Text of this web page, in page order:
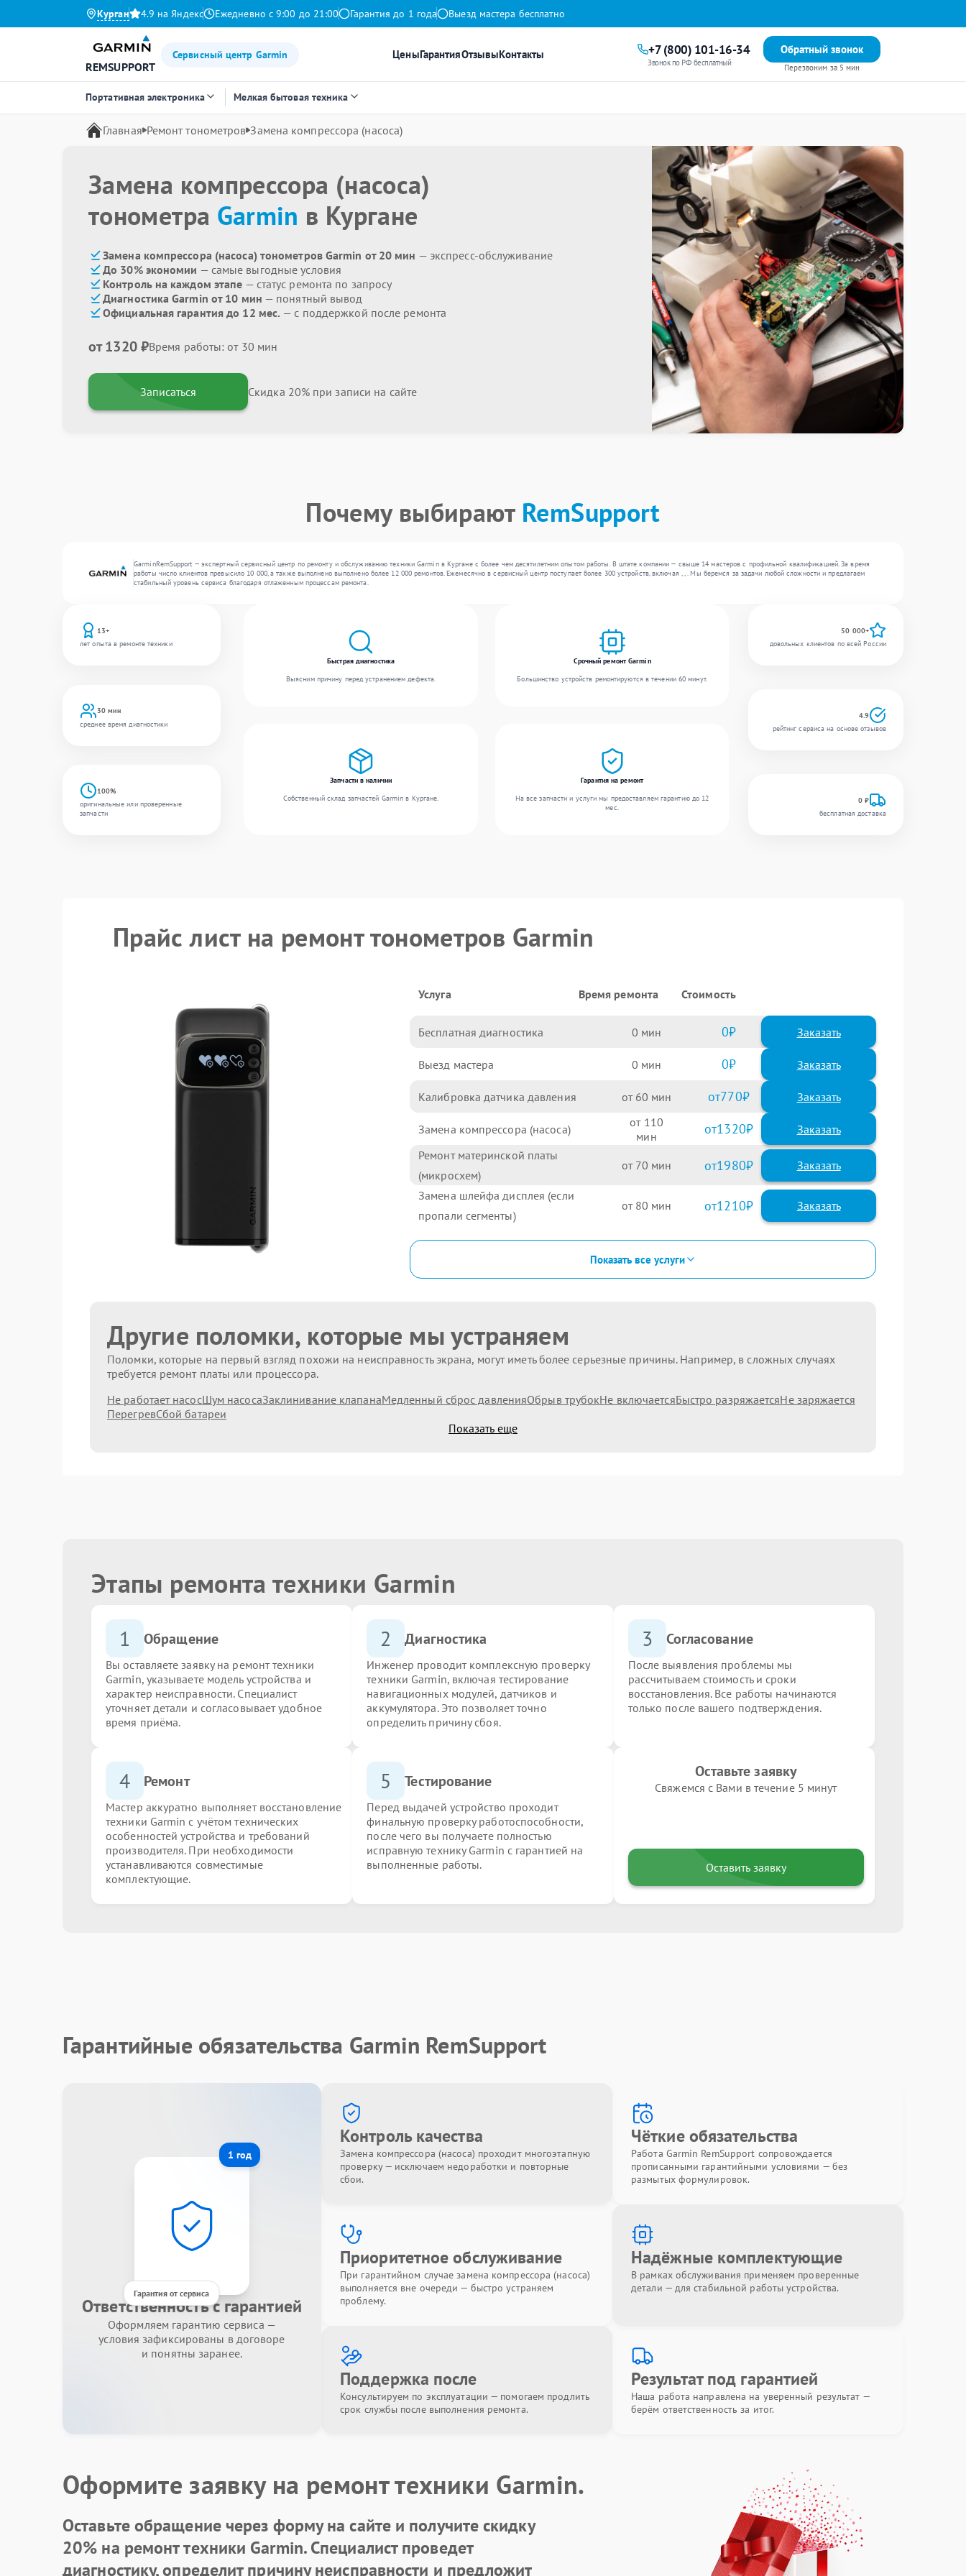
Курган 4.9 на Яндекс Ежедневно с 9:00 до 21:00 Гарантия до 1 года Выезд мастера бесплатно
REMSUPPORT
Сервисный центр Garmin ЦеныГарантияОтзывыКонтакты +7 (800) 101-16-34
Звонок по РФ бесплатный
Обратный звонок
Перезвоним за 5 мин
Портативная электроника Мелкая бытовая техника
Главная Ремонт тонометров Замена компрессора (насоса)
Замена компрессора (насоса)
тонометра Garmin в Кургане
Замена компрессора (насоса) тонометров Garmin от 20 мин — экспресс-обслуживание
До 30% экономии — самые выгодные условия
Контроль на каждом этапе — статус ремонта по запросу
Диагностика Garmin от 10 мин — понятный вывод
Официальная гарантия до 12 мес. — с поддержкой после ремонта
от 1320 ₽Время работы: от 30 мин
Записаться Скидка 20% при записи на сайте
Почему выбирают RemSupport
GarminRemSupport — экспертный сервисный центр по ремонту и обслуживанию техники Garmin в Кургане с более чем десятилетним опытом работы. В штате компании — свыше 14 мастеров с профильной квалификацией. За время
работы число клиентов превысило 10 000, а также выполнено выполнено более 12 000 ремонтов. Ежемесячно в сервисный центр поступает более 300 устройств, включая , , . Мы беремся за задачи любой сложности и предлагаем
стабильный уровень сервиса благодаря отлаженным процессам ремонта.
13+
лет опыта в ремонте техники
30 мин
среднее время диагностики
100%
оригинальные или проверенные
запчасти
Быстрая диагностика
Выясним причину перед устранением дефекта.
Срочный ремонт Garmin
Большинство устройств ремонтируются в течении 60 минут.
Запчасти в наличии
Собственный склад запчастей Garmin в Кургане.
Гарантия на ремонт
На все запчасти и услуги мы предоставляем гарантию до 12
мес.
50 000+
довольных клиентов по всей России
4.9
рейтинг сервиса на основе отзывов
0 ₽
бесплатная доставка
Прайс лист на ремонт тонометров Garmin
Услуга Время ремонта Стоимость
Бесплатная диагностика 0 0 Заказать
Выезд мастера 0 0 Заказать
Калибровка датчика давления 60 770
Замена компрессора (насоса) 110 1320
Ремонт материнской платы
(микросхем)
70 1980
Замена шлейфа дисплея (если
пропали сегменты)
80 1210
Показать все услуги
Другие поломки, которые мы устраняем
Поломки, которые на первый взгляд похожи на неисправность экрана, могут иметь более серьезные причины. Например, в сложных случаях
требуется ремонт платы или процессора.
Не работает насосШум насосаЗаклинивание клапанаМедленный сброс давленияОбрыв трубокНе включаетсяБыстро разряжаетсяНе заряжается
ПерегревСбой батареи
Показать еще
Этапы ремонта техники Garmin
1 Обращение
Вы оставляете заявку на ремонт техники
Garmin, указываете модель устройства и
характер неисправности. Специалист
уточняет детали и согласовывает удобное
время приёма.
2 Диагностика
Инженер проводит комплексную проверку
техники Garmin, включая тестирование
навигационных модулей, датчиков и
аккумулятора. Это позволяет точно
определить причину сбоя.
3 Согласование
После выявления проблемы мы
рассчитываем стоимость и сроки
восстановления. Все работы начинаются
только после вашего подтверждения.
4 Ремонт
Мастер аккуратно выполняет восстановление
техники Garmin с учётом технических
особенностей устройства и требований
производителя. При необходимости
устанавливаются совместимые
комплектующие.
5 Тестирование
Перед выдачей устройство проходит
финальную проверку работоспособности,
после чего вы получаете полностью
исправную технику Garmin с гарантией на
выполненные работы.
Оставьте заявку
Свяжемся с Вами в течение 5 минут
Оставить заявку
Гарантийные обязательства Garmin RemSupport
1 год
Гарантия от сервиса
Ответственность с гарантией
Оформляем гарантию сервиса —
условия зафиксированы в договоре
и понятны заранее.
Контроль качества
Замена компрессора (насоса) проходит многоэтапную
проверку — исключаем недоработки и повторные
сбои.
Чёткие обязательства
Работа Garmin RemSupport сопровождается
прописанными гарантийными условиями — без
размытых формулировок.
Приоритетное обслуживание
При гарантийном случае замена компрессора (насоса)
выполняется вне очереди — быстро устраняем
проблему.
Надёжные комплектующие
В рамках обслуживания применяем проверенные
детали — для стабильной работы устройства.
Поддержка после
Консультируем по эксплуатации — помогаем продлить
срок службы после выполнения ремонта.
Результат под гарантией
Наша работа направлена на уверенный результат —
берём ответственность за итог.
Оформите заявку на ремонт техники Garmin.
Оставьте обращение через форму на сайте и получите скидку
20% на ремонт техники Garmin. Специалист проведет
диагностику, определит причину неисправности и предложит